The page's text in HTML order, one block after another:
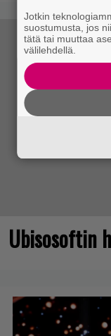
Ubisosoftin
Jotkin
suostumusta, jos
tätä tai muuttaa
välilehdellä.